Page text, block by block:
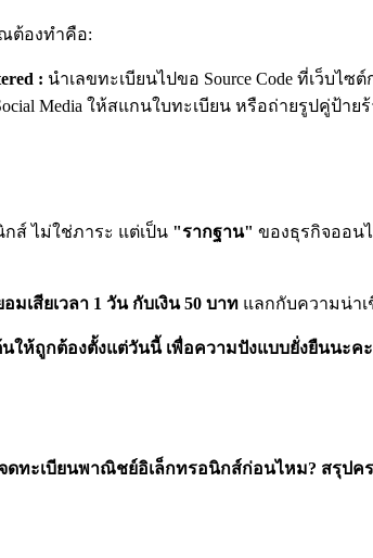
ต้องทำคือ:
: นำเลขทะเบียนไปขอ Source Code ที่เว็บไ
Media ให้สแกนใบทะเบียน หรือถ่ายรูปคู่ป้า
ส์ ไม่ใช่ภาระ แต่เป็น "รากฐาน" ของธุรกิจออน
อมเสียเวลา 1 วัน กับเงิน 50 บาท แลกกับความน่า
ให้ถูกต้องตั้งแต่วันนี้ เพื่อความปังแบบยั่งยืนนะค
ดทะเบียนพาณิชย์อิเล็กทรอนิกส์ก่อนไหม? สรุป